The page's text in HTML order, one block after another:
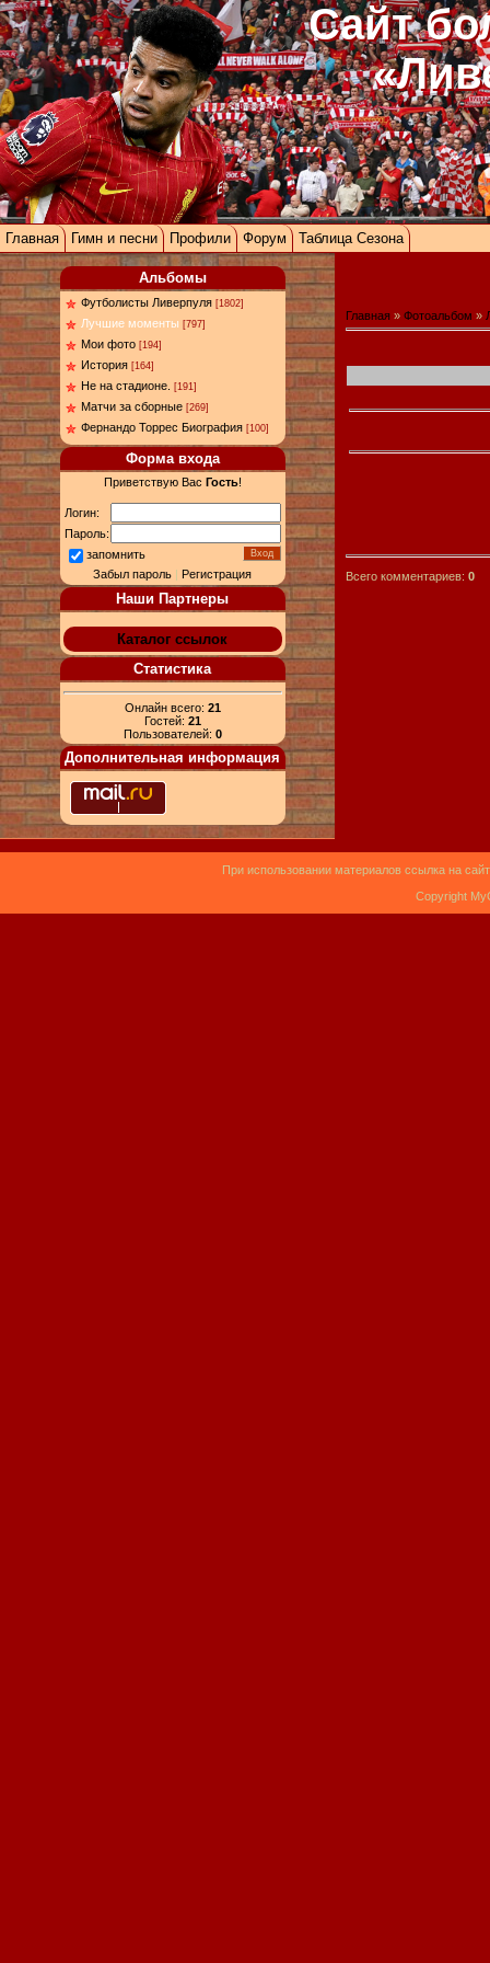
Сайт
Главная Гимн и песни Профили Форум Таблица Сезона
Альбомы
Футболисты Ливерпуля [1802]
Лучшие моменты [797]
Мои фото [194]
История [164]
Не на стадионе. [191]
Матчи за сборные [269]
Фернандо Торрес Биография [100]
Форма входа
Приветствую Вас Гость!
Логин:
Пароль:
запомнить
Забыл пароль |Регистрация
Наши Партнеры
Каталог ссылок
Статистика
Онлайн всего: 21
Гостей: 21
Пользователей: 0
Дополнительная информация
Главная » Фотоальбом »
Всего комментариев: 0
При использовании материалов ссылка на
Copyright